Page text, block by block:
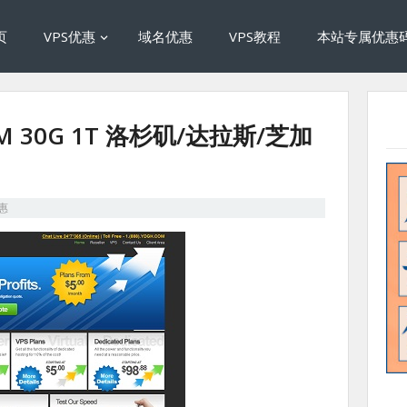
VPS优惠 域名优惠 VPS教程 本站专属优惠
30G 1T 洛杉矶/达拉斯/芝加